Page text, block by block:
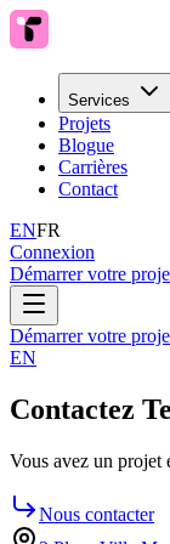
Services
Projets
Blogue
Carrières
Contact
ENFR
Connexion
Démarrer votre
Démarrer votre
EN
Contactez
Vous avez un projet
Nous contacter